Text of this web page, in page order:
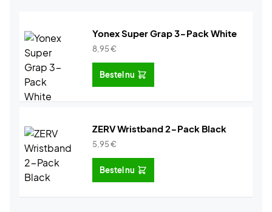
Yonex Super Grap 3-Pack White
8,95€
Bestel nu
ZERV Wristband 2-Pack Black
5,95€
Bestel nu